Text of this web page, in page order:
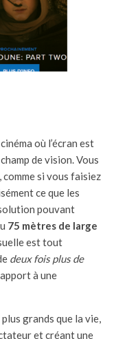
où l’écran est
de vision. Vous
si vous faisiez
ce que les
pouvant
75 mètres de large
est tout
deux fois plus de
à une
grands que la vie,
et créant une